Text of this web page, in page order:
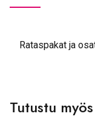
Rataspakat ja
Tutustu myös